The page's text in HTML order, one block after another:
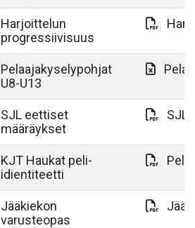
Harjoittelun
progressiivisuus
Pelaajakyselypohjat
U8-U13
SJL eettiset
määräykset
SJL
KJT Haukat peli-
idientiteetti
Jääkiekon
varusteopas